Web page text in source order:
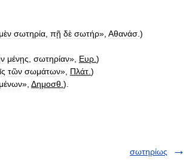
μὲν σωτηρία πῇ δὲ σωτήρ», Αθανάσ .)
μένῃς σωτηρίαν», Ευρ )
τῶν σωμάτων», Πλάτ )
», Δημοσθ ).
σωτηρίως